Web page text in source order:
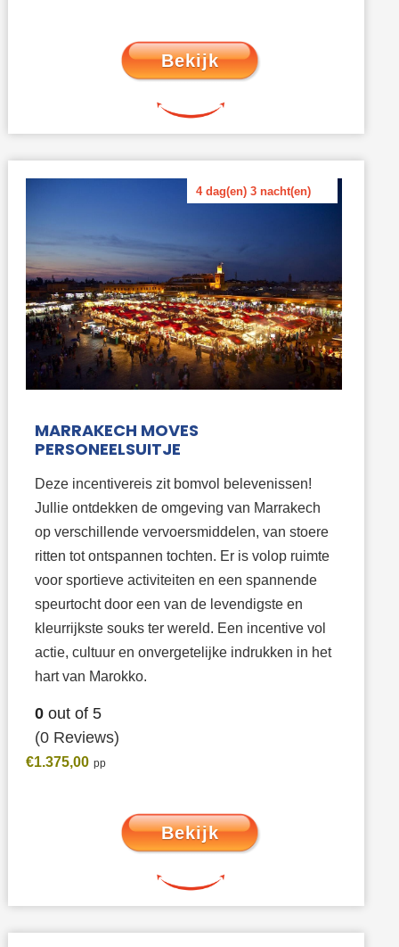
Bekijk
MARRAKECH MOVES
PERSONEELSUITJE
Deze incentivereis zit bomvol belevenissen!
Jullie ontdekken de omgeving van Marrakech
op verschillende vervoersmiddelen, van stoere
ritten tot ontspannen tochten. Er is volop ruimte
voor sportieve activiteiten en een spannende
speurtocht door een van de levendigste en
kleurrijkste souks ter wereld. Een incentive vol
actie, cultuur en onvergetelijke indrukken in het
hart van Marokko.
0out of 5
(0 Reviews)
4 dag(en) 3 nacht(en)
€1.375,00
Bekijk